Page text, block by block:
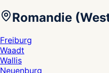
Romandie
Freiburg
Waadt
Wallis
Neuenburg